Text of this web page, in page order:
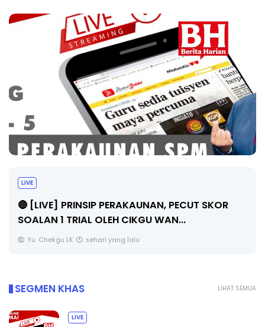
TRANSFORMASI DIGITAL GURU SIRI 7 :
PAHLAWAN DIGITAL PENYELAMAT DUNIA
Unknown 6 hari yang lalu
LIHAT SEMUA
SEGMEN KHAS
LIVE